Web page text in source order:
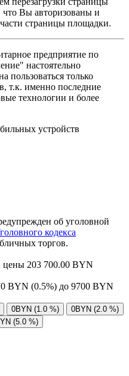
что Вы авторизованы и
страницы площадки.
предприятие по
настоятельно
пользоваться только
т.к. именно последние
технологии и более
устройств
об уголовной
кодекса
торгов.
цены 203 700.00 BYN
BYN (0.5%) до 9700 BYN
0BYN (1.0 %)
0BYN (2.0 %)
(5.0 %)